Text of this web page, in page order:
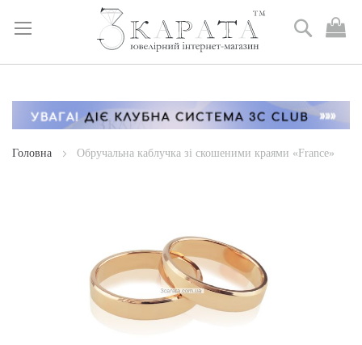
Skip
Content
Пошук
Головна Обручальна каблучка зі скошеними краями «France»